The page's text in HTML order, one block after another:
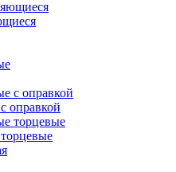
оправкой